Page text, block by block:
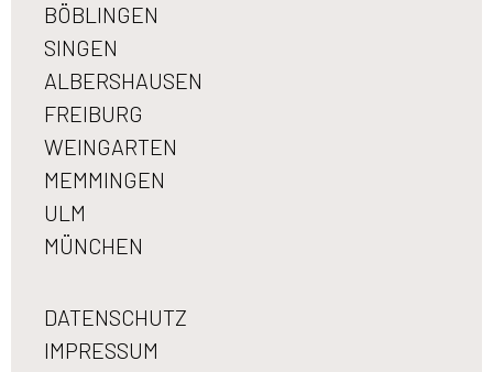
BÖBLINGEN
SINGEN
ALBERSHAUSEN
FREIBURG
WEINGARTEN
MEMMINGEN
ULM
MÜNCHEN
DATENSCHUTZ
IMPRESSUM